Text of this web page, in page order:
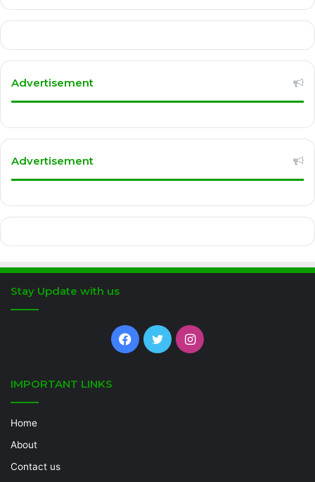
Advertisement
Advertisement
Stay Update with us
Facebook
TwitterInstagram
IMPORTANT LINKS
Home
About
Contact us